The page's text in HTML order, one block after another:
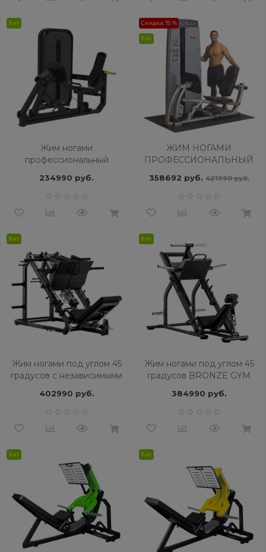
Хит
Жим ногами
профессиональный
234990 руб.
Скидка 15 %
Хит
ЖИМ НОГАМИ
ПРОФЕССИОНАЛЬНЫЙ
DCLP-SF
358692 руб. 421990 руб.
Хит
Жим ногами под углом 45
градусов с независимыми
GYM RAVE RV11
402990 руб.
Хит
Жим ногами под углом 45
градусов BRONZE GYM
384990 руб.
Хит Хит